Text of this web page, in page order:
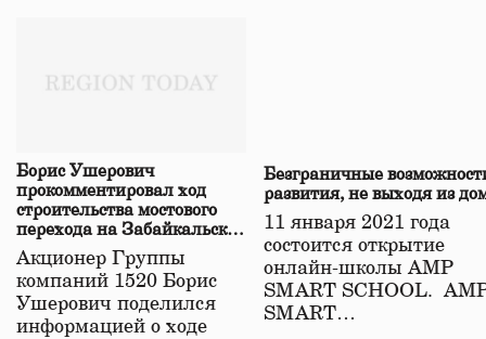
Борис Ушерович
прокомментировал ход
строительства мостового
перехода на Забайкальской
железной дороге
Акционер Группы
компаний 1520 Борис
Ушерович поделился
информацией о ходе
Безграничные
развития, не выходя из
11 января 2021 года
состоится открытие
онлайн-школы АМР
SMART SCHOOL.
SMART…